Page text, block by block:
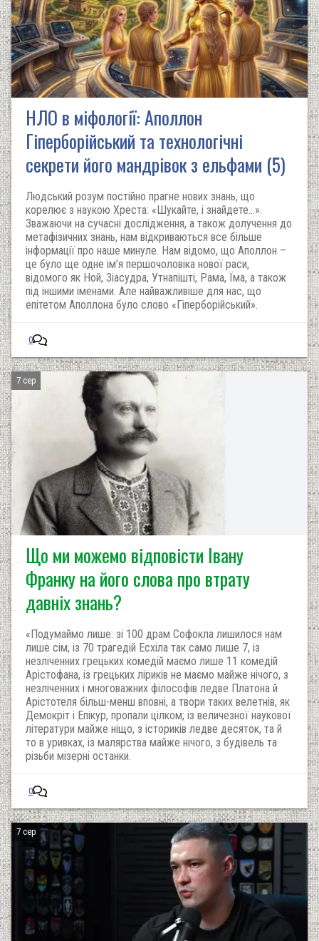
НЛО в міфології: Аполлон
Гіперборійський та технологічні
секрети його мандрівок з ельфами (5)
Людський розум постійно прагне нових знань, що
корелює з наукою Хреста: «Шукайте, і знайдете...».
Зважаючи на сучасні дослідження, а також долучення до
метафізичних знань, нам відкриваються все більше
інформації про наше минуле. Нам відомо, що Аполлон –
це було ще одне ім’я першочоловіка нової раси,
відомого як Ной, Зіасудра, Утнапішті, Рама, Їма, а також
під іншими іменами. Але найважливіше для нас, що
епітетом Аполлона було слово «Гіперборійський».
0
7 сер
Що ми можемо відповісти Івану
Франку на його слова про втрату
давніх знань?
«Подумаймо лише: зі 100 драм Софокла лишилося нам
лише сім, із 70 трагедій Есхіла так само лише 7, із
незліченних грецьких комедій маємо лише 11 комедій
Арістофана, із грецьких ліриків не маємо майже нічого, з
незліченних і многоважних філософів ледве Платона й
Арістотеля більш-менш вповні, а твори таких велетнів, як
Демокріт і Епікур, пропали цілком; із величезної наукової
літератури майже ніщо, з істориків ледве десяток, та й
то в уривках, із малярства майже нічого, з будівель та
різьби мізерні останки.
0
7 сер